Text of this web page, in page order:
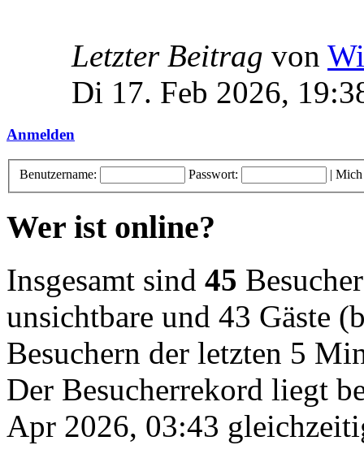
Letzter Beitrag von
Di 17. Feb 2026,
Anmelden
Benutzername: Passwort: | Mich
Wer ist online?
Insgesamt sind 45
unsichtbare und 43 Gäste
Besuchern der letzten 5
Der Besucherrekord liegt
Apr 2026, 03:43